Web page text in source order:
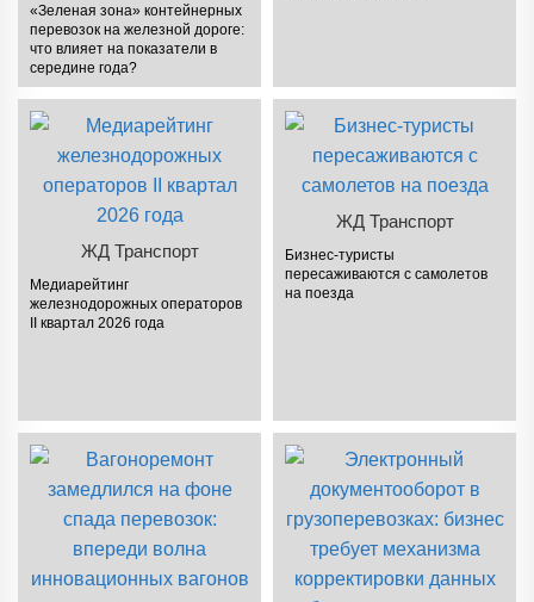
«Зеленая зона» контейнерных
перевозок на железной дороге:
что влияет на показатели в
середине года?
ЖД Транспорт
Медиарейтинг
железнодорожных операторов
II квартал 2026 года
ЖД Транспорт
Бизнес-туристы
пересаживаются с самолетов
на поезда